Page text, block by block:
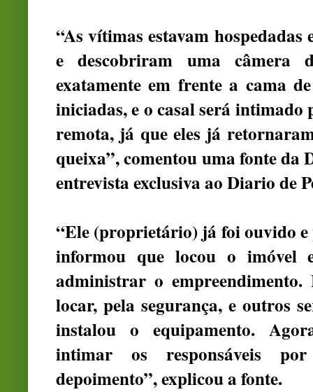
“As vítimas estavam
e descobriram uma câmera
exatamente em frente a cama
iniciadas, e o casal será
remota, já que eles já
queixa”, comentou uma fonte da
entrevista exclusiva ao Diario de
“Ele (proprietário) já foi ouvido
informou que locou o imóvel
administrar o empreendimento.
locar, pela segurança, e outros
instalou o equipamento.
intimar os responsáveis
depoimento”, explicou a fonte.